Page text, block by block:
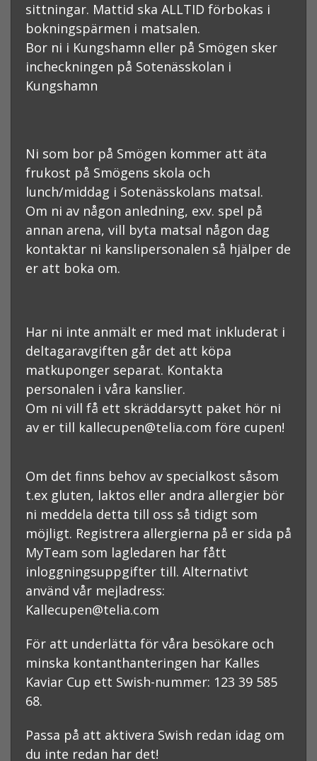
sittningar. Mattid ska ALLTID förbokas i
bokningspärmen i matsalen.
Bor ni i Kungshamn eller på Smögen sker
incheckningen på Sotenässkolan i
Kungshamn
Ni som bor på Smögen kommer att äta
frukost på Smögens skola och
lunch/middag i Sotenässkolans matsal.
Om ni av någon anledning, exv. spel på
annan arena, vill byta matsal någon dag
kontaktar ni kanslipersonalen så hjälper de
er att boka om.
Har ni inte anmält er med mat inkluderat i
deltagaravgiften går det att köpa
matkuponger separat. Kontakta
personalen i våra kanslier.
Om ni vill få ett skräddarsytt paket hör ni
av er till kallecupen@telia.com före cupen!
Om det finns behov av specialkost såsom
t.ex gluten, laktos eller andra allergier bör
ni meddela detta till oss så tidigt som
möjligt. Registrera allergierna på er sida på
MyTeam som lagledaren har fått
inloggningsuppgifter till. Alternativt
använd vår mejladress:
Kallecupen@telia.com
För att underlätta för våra besökare och
minska kontanthanteringen har Kalles
Kaviar Cup ett Swish-nummer: 123 39 585
68.
Passa på att aktivera Swish redan idag om
du inte redan har det!